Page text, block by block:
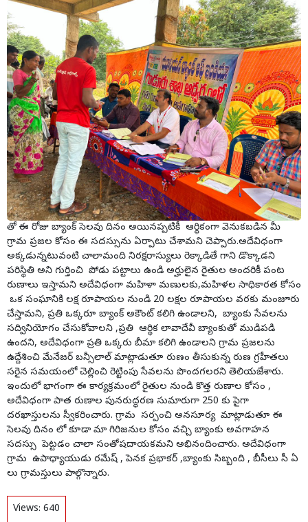
తో ఈ రోజు బ్యాంక్ సెలవు దినం అయినప్పటికీ ఆర్థికంగా వెనుకబడిన మీ
గ్రామ ప్రజల కోసం ఈ సదస్సును ఏర్పాటు చేశామని చెప్పారు.అదేవిధంగా
అక్కడున్నటువంటి చాలామంది నిరక్షరాస్యులు రెక్కాడితే గాని డొక్కాడని
పరిస్థితి అని గుర్తించి పోడు పట్టాలు ఉండి అర్హులైన రైతుల అందరికీ పంట
రుణాలు ఇస్తామని అదేవిధంగా మహిళా మణులకు,మహిళల సాధికారత కోసం
ఒక సంఘానికి లక్ష రూపాయల నుండి 20 లక్షల రూపాయల వరకు మంజూరు
చేస్తామని, ప్రతి ఒక్కరూ బ్యాంక్ అకౌంట్ కలిగి ఉండాలని, బ్యాంకు సేవలను
సద్వినియోగం చేసుకోవాలని ,ప్రతి ఆర్థిక లావాదేవీ బ్యాంకుతో ముడిపడి
ఉందని, అదేవిధంగా ప్రతి ఒక్కరు బీమా కలిగి ఉండాలని గ్రామ ప్రజలను
ఉద్దేశించి మేనేజర్ బన్సీలాల్ మాట్లాడుతూ రుణం తీసుకున్న రుణ గ్రహీతలు
సరైన సమయంలో చెల్లించి రెట్టింపు సేవలను పొందగలరని తెలియజేశారు.
ఇందులో భాగంగా ఈ కార్యక్రమంలో రైతుల నుండి కొత్త రుణాల కోసం ,
అదేవిధంగా పాత రుణాల పునరుద్ధరణ సుమారుగా 250 కు పైగా
దరఖాస్తులను స్వీకరించారు. గ్రామ సర్పంచి అనసూర్య మాట్లాడుతూ ఈ
సెలవు దినం లో కూడా మా గిరిజనుల కోసం వచ్చి బ్యాంకు అవగాహన
సదస్సు పెట్టడం చాలా సంతోషదాయకమని అభినందించారు. అదేవిధంగా
గ్రామ ఉపాధ్యాయుడు రమేష్ , పెనక ప్రభాకర్ ,బ్యాంకు సిబ్బంది , బీసీలు సీ ఏ
లు గ్రామస్తులు పాల్గొన్నారు.
Views: 640